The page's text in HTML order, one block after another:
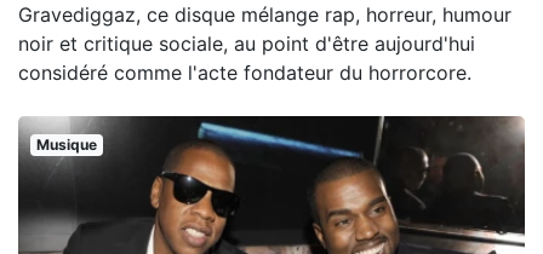
Gravediggaz, ce disque mélange rap, horreur, humour
noir et critique sociale, au point d'être aujourd'hui
considéré comme l'acte fondateur du horrorcore.
Musique